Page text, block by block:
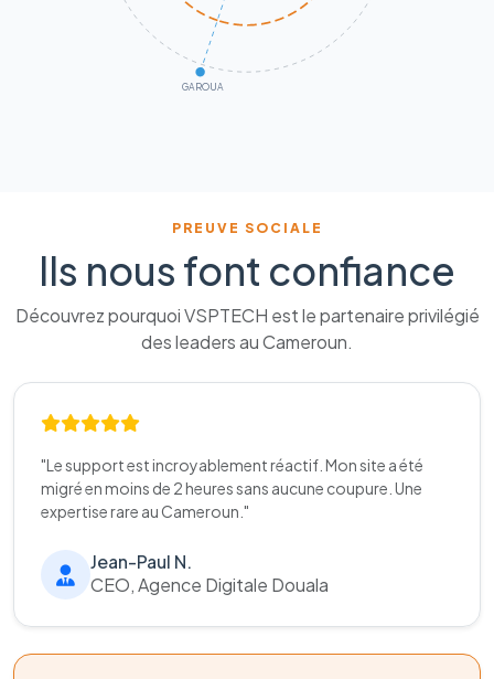
GAROUA
PREUVE SOCIALE
Ils nous font confiance
Découvrez pourquoi VSPTECH est le partenaire privilégié
des leaders au Cameroun.
"Le support est incroyablement réactif. Mon site a été
migré en moins de 2 heures sans aucune coupure. Une
expertise rare au Cameroun."
Jean-Paul N.
CEO, Agence Digitale Douala